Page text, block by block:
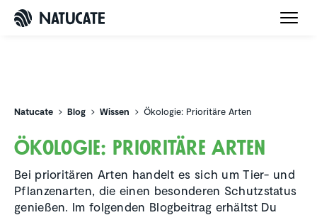
Natucate Blog Wissen Ökologie: Prioritäre Arten
Ökologie: Priori­täre Arten
Bei prioritären Arten handelt es sich um Tier- und
Pflanzenarten, die einen besonderen Schutzstatus
genießen. Im folgenden Blogbeitrag erhältst Du